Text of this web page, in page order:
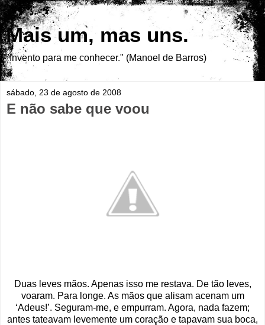
Mais um, mas uns.
"Invento para me conhecer." (Manoel de Barros)
sábado, 23 de agosto de 2008
E não sabe que voou
Duas leves mãos. Apenas isso me restava. De tão leves,
voaram. Para longe. As mãos que alisam acenam um
‘Adeus!’. Seguram-me, e empurram. Agora, nada fazem;
antes tateavam levemente um coração e tapavam sua boca,